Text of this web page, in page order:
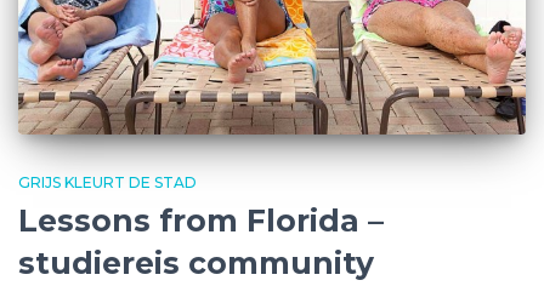
GRIJS KLEURT DE STAD
Lessons from Florida –
studiereis community